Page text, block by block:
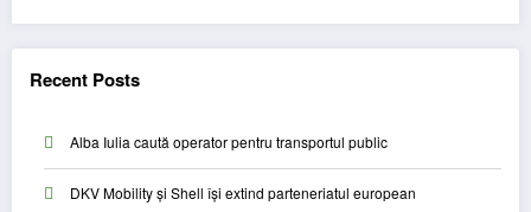
Recent Posts
Alba Iulia caută operator pentru transportul public
DKV Mobility și Shell își extind parteneriatul european